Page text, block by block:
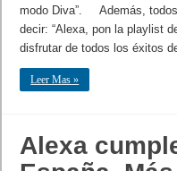
modo Diva”. Además, todos
decir: “Alexa, pon la playlist
disfrutar de todos los éxitos
Leer Mas »
Alexa